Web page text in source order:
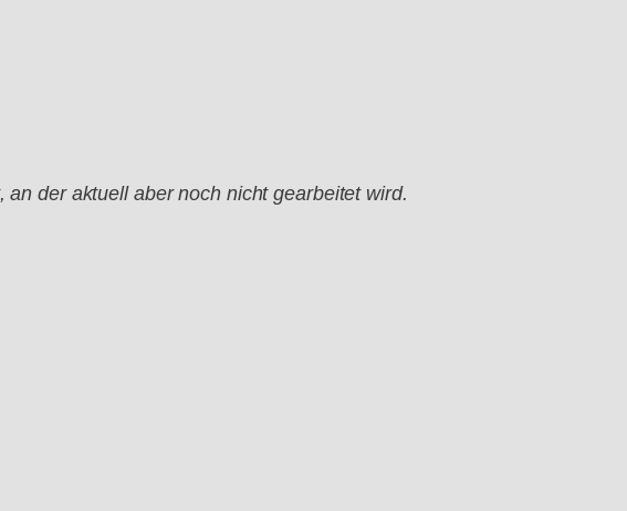
der aktuell aber noch nicht gearbeitet wird.